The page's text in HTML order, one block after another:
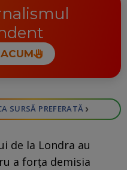
SURSĂ PREFERATĂ ›
de la Londra au
a forţa demisia